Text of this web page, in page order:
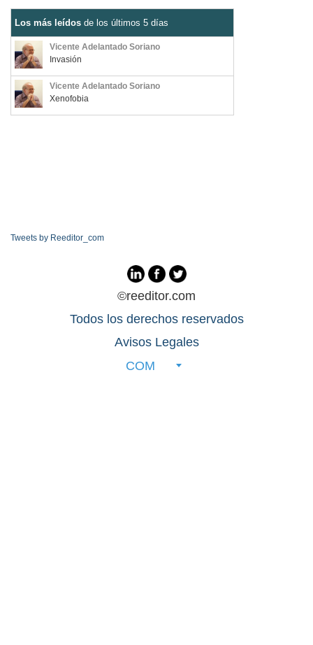
Los más leídos de los últimos 5 días
Vicente Adelantado Soriano
Invasión
Vicente Adelantado Soriano
Xenofobia
Tweets by Reeditor_com
©reeditor.com
Todos los derechos reservados
Avisos Legales